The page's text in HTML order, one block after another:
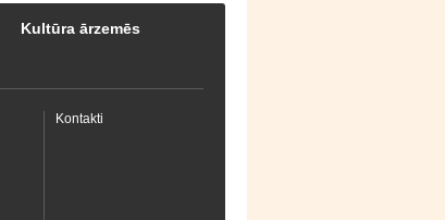
Kultūra ārzemēs
Kontakti